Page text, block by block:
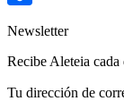
Newsletter
Recibe Aleteia
Tu dirección de